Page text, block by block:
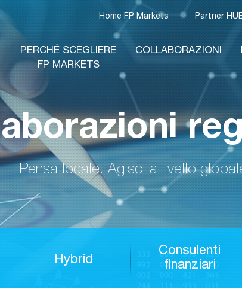
Home FP Markets Partner
PERCHÉ SCEGLIERE
FP MARKETS
COLLABORAZIONI
Pensa locale. Agisci a livello
Hybrid
Consulenti
finanziari